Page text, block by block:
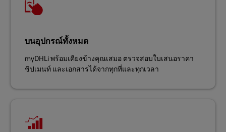
บนอุปกรณ์ทั้งหมด
myDHLi พร้อมเคียงข้างคุณเสมอ ตรวจสอบใบเสนอราคา
ชิปเมนท์ และเอกสารได้จากทุกที่และทุกเวลา